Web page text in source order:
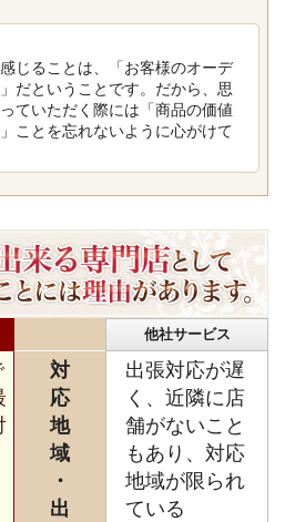
じることは、「お客様のオーデ
だということです。だから、思
ていただく際には「商品の価値
ことを忘れないように心がけて
他社サービス
対
応
地
域
・
出
出張対応が遅
く、近隣に店
舗がないこと
もあり、対応
地域が限られ
ている